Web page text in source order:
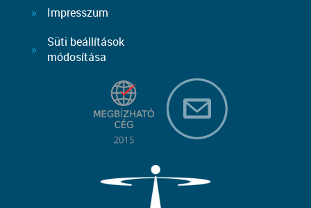
Impresszum
Süti beállítások
módosítása